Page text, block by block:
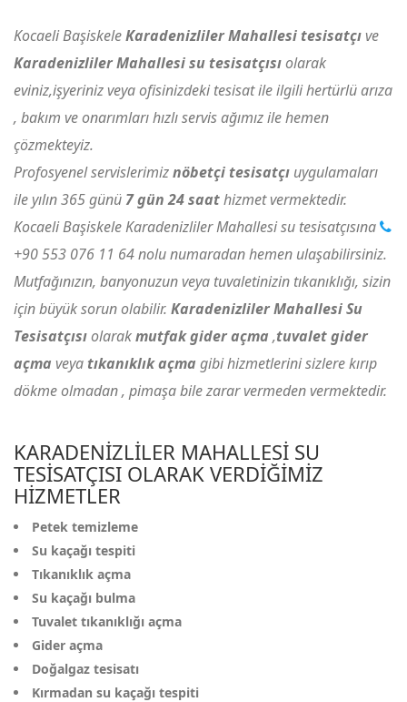
Kocaeli BaşiskeleKaradenizliler Mahallesi tesisatçıve
Karadenizliler Mahallesi su tesisatçısıolarak
eviniz,işyeriniz veya ofisinizdeki tesisat ile ilgili hertürlü arıza
, bakım ve onarımları hızlı servis ağımız ile hemen
çözmekteyiz.
Profosyenel servislerimiznöbetçi tesisatçı uygulamaları
ile yılın 365 günü 7 gün 24 saathizmet vermektedir.
Kocaeli Başiskele Karadenizliler Mahallesi su tesisatçısına
+90 553 076 11 64nolu numaradan hemen ulaşabilirsiniz.
Mutfağınızın, banyonuzun veya tuvaletinizin tıkanıklığı, sizin
için büyük sorun olabilir. Karadenizliler Mahallesi Su
Tesisatçısıolarakmutfak gider açma ,tuvalet gider
açma veyatıkanıklık açma gibi hizmetlerini sizlere kırıp
dökme olmadan , pimaşa bile zarar vermeden vermektedir.
KARADENIZLILER MAHALLESI SU
TESISATÇISI OLARAK VERDIĞIMIZ
HIZMETLER
Petek temizleme
Su kaçağı tespiti
Tıkanıklık açma
Su kaçağı bulma
Tuvalet tıkanıklığı açma
Gider açma
Doğalgaz tesisatı
Kırmadan su kaçağı tespiti